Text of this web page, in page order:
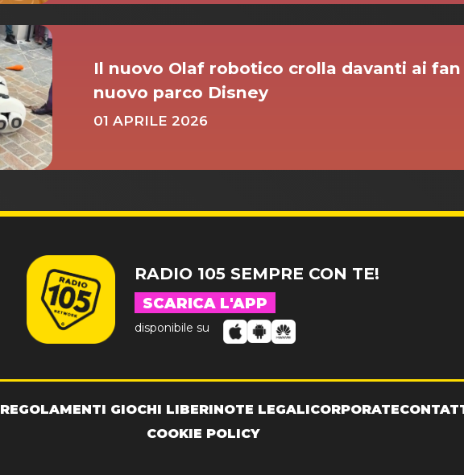
Il nuovo Olaf robotico crolla davanti ai
nuovo parco Disney
01 APRILE 2026
RADIO 105 SEMPRE CON TE!
SCARICA L'APP
disponibile su
REGOLAMENTI GIOCHI LIBERINOTE LEGALICORPORATE
COOKIE POLICY